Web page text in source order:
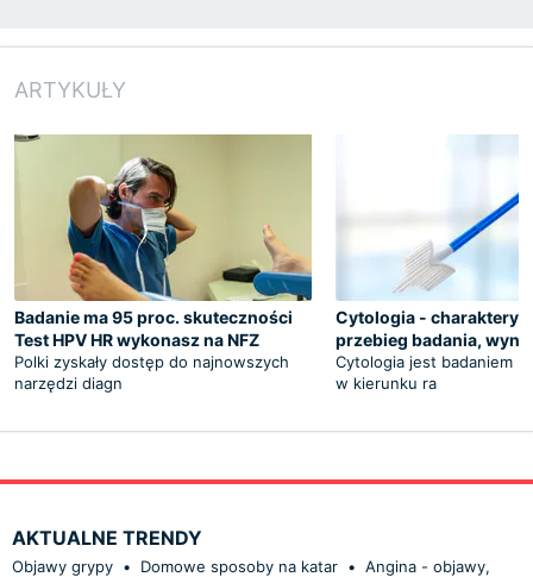
ARTYKUŁY
Badanie ma 95 proc. skuteczności
Test HPV HR wykonasz na NFZ
Polki zyskały dostęp do najnowszych
narzędzi diagn
Cytologia -
przebieg badania,
Cytologia jest badaniem
w kierunku ra
AKTUALNE TRENDY
Objawy grypy • Domowe sposoby na katar • Angina - objawy,